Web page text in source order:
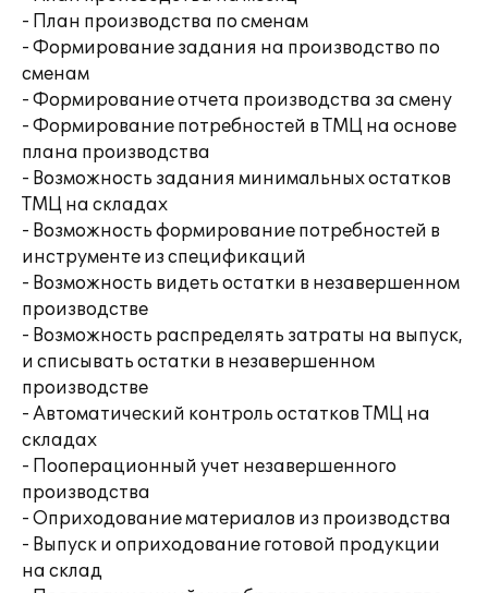
- План производства по сменам
- Формирование задания на производство по
сменам
- Формирование отчета производства за смену
- Формирование потребностей в ТМЦ на основе
плана производства
- Возможность задания минимальных остатков
ТМЦ на складах
- Возможность формирование потребностей в
инструменте из спецификаций
- Возможность видеть остатки в незавершенном
производстве
- Возможность распределять затраты на выпуск,
и списывать остатки в незавершенном
производстве
- Автоматический контроль остатков ТМЦ на
складах
- Пооперационный учет незавершенного
производства
- Оприходование материалов из производства
- Выпуск и оприходование готовой продукции
на склад